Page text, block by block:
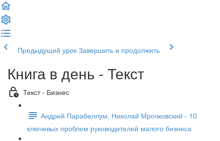
Предыдущий урок Завершить и продолжить
Книга в день - Текст
Текст - Бизнес
Андрей Парабеллум, Николай Мрочковский - 10
ключевых проблем руководителей малого бизнеса